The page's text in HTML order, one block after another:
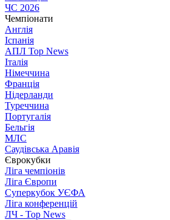
ЧС 2026
Чемпіонати
Англія
Іспанія
АПЛ Top News
Італія
Німеччина
Франція
Нідерланди
Туреччина
Португалія
Бельгія
МЛС
Саудівська Аравія
Єврокубки
Ліга чемпіонів
Ліга Європи
Суперкубок УЄФА
Ліга конференцій
ЛЧ - Top News